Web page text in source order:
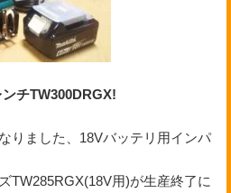
チTW300DRGX!
りました、18Vバッテリ用インパ
TW285RGX(18V用)が生産終了に